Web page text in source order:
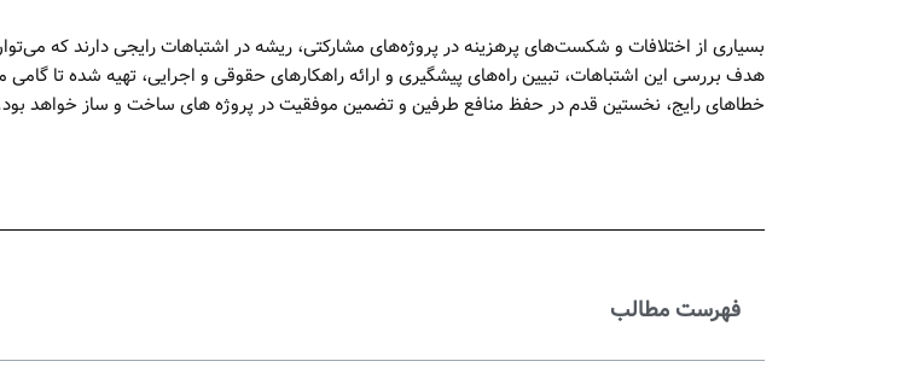
بسیاری از اختلافات و شکست‌های پرهزینه در پروژه‌های مشارکتی، ریشه در اشتباهات رایجی دارند که
هدف بررسی این اشتباهات، تبیین راه‌های پیشگیری و ارائه راهکارهای حقوقی و اجرایی، تهیه شده تا
خطاهای رایج، نخستین قدم در حفظ منافع طرفین و تضمین موفقیت در پروژه های ساخت و ساز خواهد
فهرست مطالب